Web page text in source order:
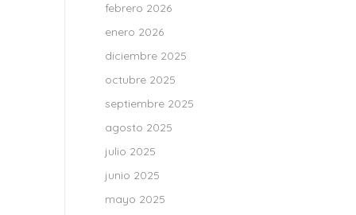
febrero 2026
enero 2026
diciembre 2025
octubre 2025
septiembre 2025
agosto 2025
julio 2025
junio 2025
mayo 2025